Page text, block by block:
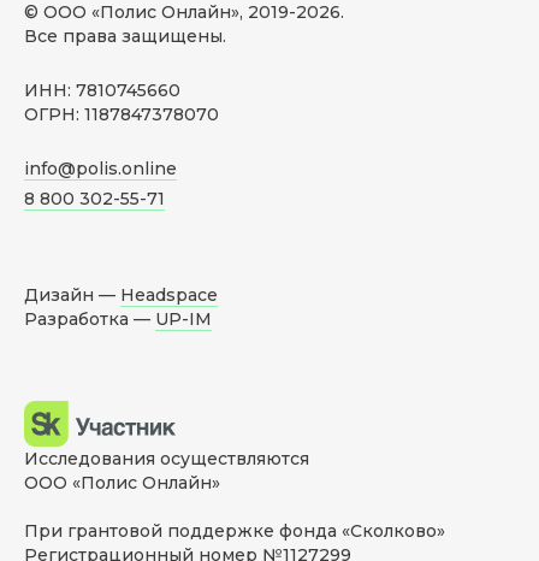
© ООО «Полис Онлайн», 2019-2026.
Все права защищены.
ИНН: 7810745660
ОГРН: 1187847378070
info@polis.online
8 800 302-55-71
Дизайн — Headspace
Разработка — UP-IM
Исследования осуществляются
ООО «Полис Онлайн»
При грантовой поддержке фонда «Сколково»
Регистрационный номер №1127299